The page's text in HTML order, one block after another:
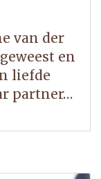
van der
en
liefde
partner…